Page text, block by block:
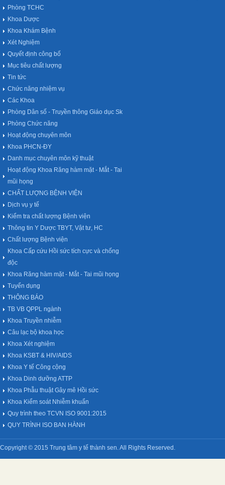
Phòng TCHC
Khoa Dược
Khoa Khám Bệnh
Xét Nghiệm
Quyết định công bố
Mục tiêu chất lượng
Tin tức
Chức năng nhiệm vụ
Các Khoa
Phòng Dân số - Truyền thông Giáo dục Sk
Phòng Chức năng
Hoạt động chuyên môn
Khoa PHCN-ĐY
Danh mục chuyên môn kỹ thuật
Hoạt động Khoa Răng hàm mặt - Mắt - Tai
mũi họng
CHẤT LƯỢNG BỆNH VIỆN
Dịch vụ y tế
Kiểm tra chất lượng Bệnh viện
Thông tin Y Dược TBYT, Vật tư, HC
Chất lượng Bệnh viện
Khoa Cấp cứu Hồi sức tích cực và chống
độc
Khoa Răng hàm mặt - Mắt - Tai mũi họng
Tuyển dụng
THÔNG BÁO
TB VB QPPL ngành
Khoa Truyền nhiễm
Câu lạc bộ khoa học
Khoa Xét nghiệm
Khoa KSBT & HIV/AIDS
Khoa Y tế Công cộng
Khoa Dinh dưỡng ATTP
Khoa Phẫu thuật Gây mê Hồi sức
Khoa Kiểm soát Nhiễm khuẩn
Quy trình theo TCVN ISO 9001:2015
QUY TRÌNH ISO BAN HÀNH
Copyright © 2015 Trung tâm y tế thành sen. All Rights Reserved.